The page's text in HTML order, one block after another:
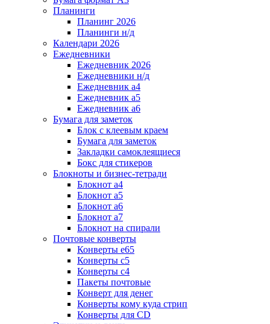
Планинги
Планинг 2026
Планинги н/д
Календари 2026
Ежедневники
Ежедневник 2026
Ежедневники н/д
Ежедневник а4
Ежедневник а5
Ежедневник а6
Бумага для заметок
Блок с клеевым краем
Бумага для заметок
Закладки самоклеящиеся
Бокс для стикеров
Блокноты и бизнес-тетради
Блокнот а4
Блокнот а5
Блокнот а6
Блокнот а7
Блокнот на спирали
Почтовые конверты
Конверты е65
Конверты с5
Конверты с4
Пакеты почтовые
Конверт для денег
Конверты кому куда стрип
Конверты для CD